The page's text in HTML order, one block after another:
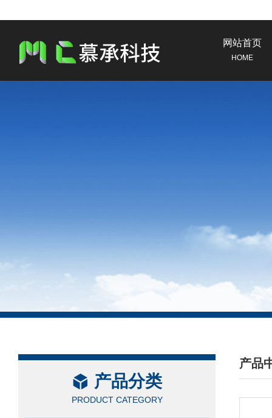
网站首页
HOME
产品分类
PRODUCT CATEGORY
产品
/